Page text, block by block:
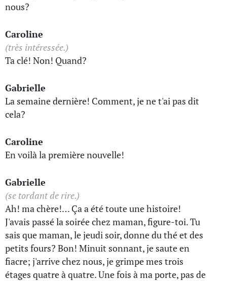
nous?
Caroline
(très intéressée.)
Ta clé! Non! Quand?
Gabrielle
La semaine dernière! Comment, je ne t'ai pas dit
cela?
Caroline
En voilà la première nouvelle!
Gabrielle
(se tordant de rire.)
Ah! ma chère!… Ça a été toute une histoire!
J'avais passé la soirée chez maman, figure-toi. Tu
sais que maman, le jeudi soir, donne du thé et des
petits fours? Bon! Minuit sonnant, je saute en
fiacre; j'arrive chez nous, je grimpe mes trois
étages quatre à quatre. Une fois à ma porte, pas de